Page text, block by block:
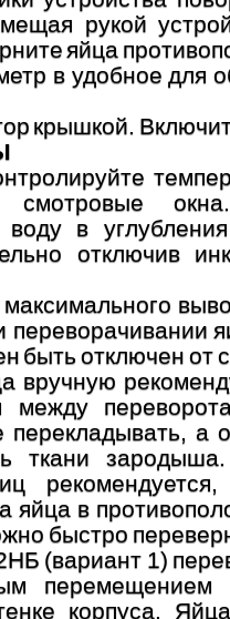
рукой
яйца
в удобное для
крышкой.
смотровые
воду в
отключив
переворачивании
быть отключен от
вручную
между
а
ткани
яйца в
быстро
(вариант 1)
перемещением
корпуса.